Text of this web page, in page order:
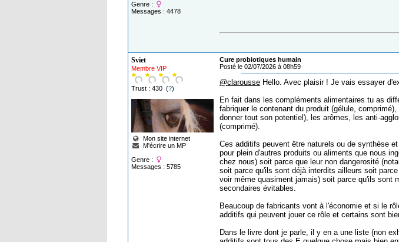
Genre :
Messages : 4478
Sviet
Membre VIP
Trust : 430 (?)
Mon site internet
M'écrire un MP
Genre :
Messages : 5785
Cure probiotiques humain
Posté le 02/07/2026 à 08h59
@clarousse Hello. Avec plaisir ! Je vais essayer
En fait dans les compléments alimentaires tu as
fabriquer le contenant du produit (gélule,
donner tout son potentiel), les arômes, les anti-
(comprimé).
Ces additifs peuvent être naturels ou de synthèse
pour plein d'autres produits ou aliments que nous
chez nous) soit parce que leur non dangerosité
soit parce qu'ils sont déjà interdits ailleurs soit
voir même quasiment jamais) soit parce qu'ils sont
secondaires évitables.
Beaucoup de fabricants vont à l'économie et si le
additifs qui peuvent jouer ce rôle et certains sont
Dans le livre dont je parle, il y en a une liste (non